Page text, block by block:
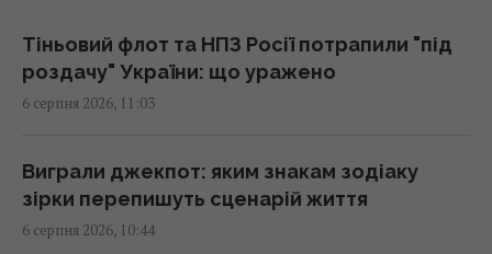
У США випробували літак X-62A VISTA, який
без пілота може перехоплювати повітряні
цілі
Українські дрони уразили два величезних
НПЗ в Росії: Зеленський розкрив деталі
Тіньовий флот та НПЗ Росії потрапили "під
роздачу" України: що уражено
6 серпня 2026, 11:03
Виграли джекпот: яким знакам зодіаку
зірки перепишуть сценарій життя
6 серпня 2026, 10:44